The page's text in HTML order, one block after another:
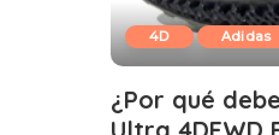
4D Adidas
¿Por qué